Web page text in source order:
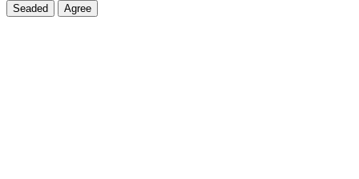
Seaded Agree